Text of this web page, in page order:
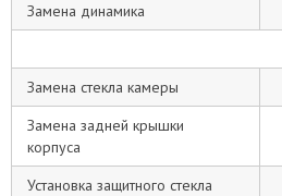
Замена динамика
Замена стекла камеры
Замена задней крышки
корпуса
Установка защитного стекла